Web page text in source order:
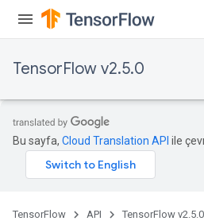
TensorFlow v2.5.0
Bu sayfa, Cloud Translation API ile
TensorFlow API TensorFlow v2.5.0